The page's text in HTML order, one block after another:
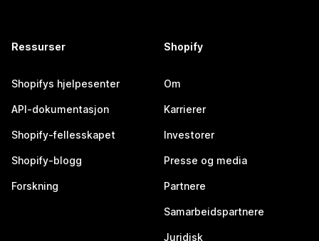
Ressurser
Shopifys hjelpesenter
API-dokumentasjon
Shopify-fellesskapet
Shopify-blogg
Forskning
Shopify
Om
Karrierer
Investorer
Presse og media
Partnere
Samarbeidspartnere
Juridisk